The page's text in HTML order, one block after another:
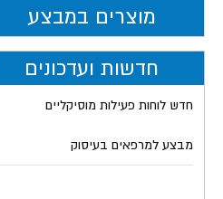
מוצרים במבצע
חדשות ועדכונים
חדש לוחות פעילות מוסיקליים
מבצע למרפאים בעיסוק